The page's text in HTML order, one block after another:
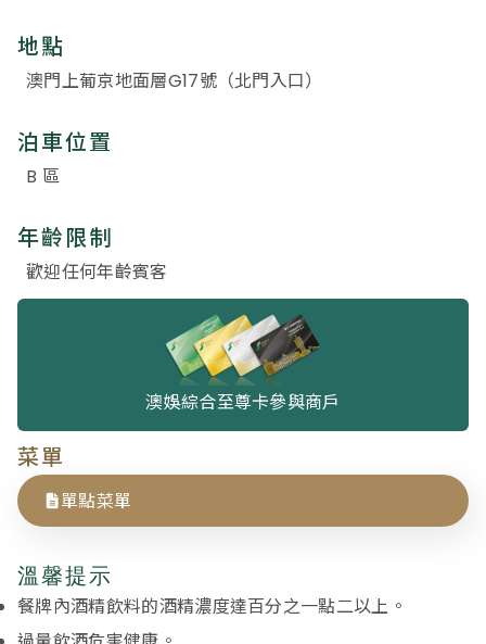
地點
澳門上葡京地面層G17號（北門入口）
泊車位置
B 區
年齡限制
歡迎任何年齡賓客
澳娛綜合至尊卡參與商戶
菜單
單點菜單
溫馨提示
餐牌內酒精飲料的酒精濃度達百分之一點二以上。